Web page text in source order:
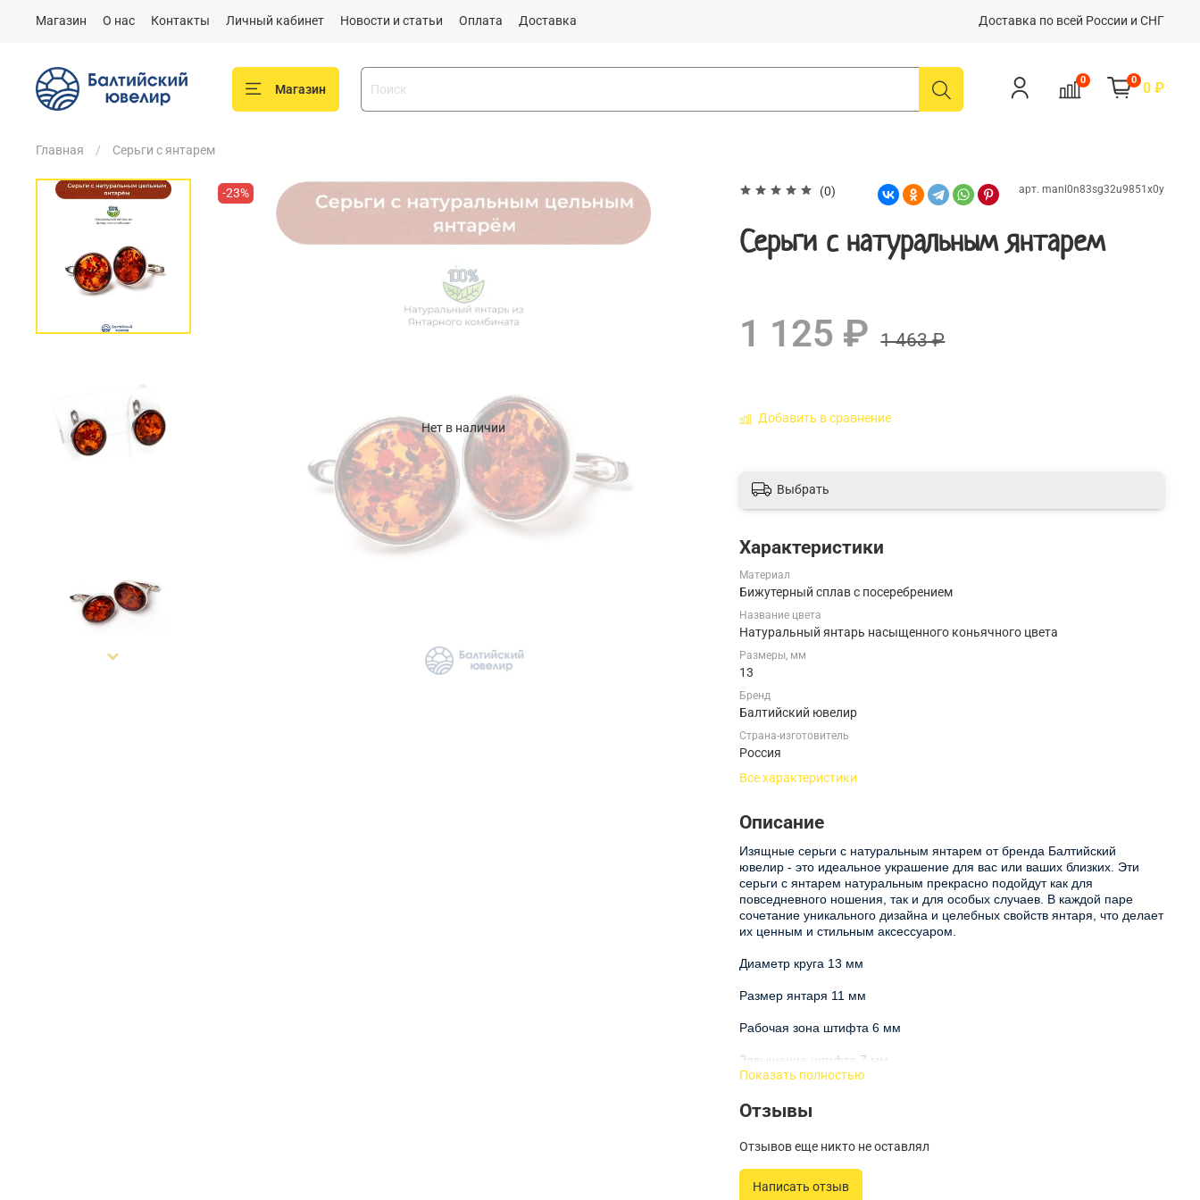
Магазин О нас Контакты Личный кабинет Новости и статьи Оплата Доставка Доставка по всей России и СНГ
Магазин
0 0 0 ₽
Главная Серьги с янтарем
Нет в наличии
-23% (0) арт. manl0n83sg32u9851x0y
Серьги с натуральным янтарем
1 125 ₽ 1 463 ₽
Добавить в сравнение
Выбрать
Характеристики
Материал
Бижутерный сплав с посеребрением
Название цвета
Натуральный янтарь насыщенного коньячного цвета
Размеры, мм
13
Бренд
Балтийский ювелир
Страна-изготовитель
Россия
Все характеристики
Описание
Изящные серьги с натуральным янтарем от бренда Балтийский
ювелир - это идеальное украшение для вас или ваших близких. Эти
серьги с янтарем натуральным прекрасно подойдут как для
повседневного ношения, так и для особых случаев. В каждой паре
сочетание уникального дизайна и целебных свойств янтаря, что делает
их ценным и стильным аксессуаром.
Диаметр круга 13 мм
Размер янтаря 11 мм
Рабочая зона штифта 6 мм
Завышение штифта 7 мм
использованием высококачественного янтаря, который славится
тщательно подобран, чтобы подчеркнуть вашу индивидуальность и
добавить изысканности вашему образу.
Серьги с янтарем - это не только украшение, но и талисман. Янтарь,
Показать полностью
Отзывы
Отзывов еще никто не оставлял
Написать отзыв